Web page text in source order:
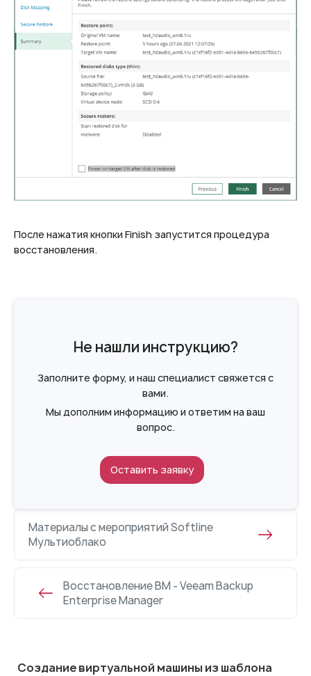
После нажатия кнопки Finish запустится процедура
восстановления.
Не нашли инструкцию?
Заполните форму, и наш специалист свяжется с
вами.
Мы дополним информацию и ответим на ваш
вопрос.
Оставить заявку
Восстановление ВМ - Veeam Backup
Enterprise Manager
Материалы с мероприятий Softline
Мультиоблако
Создание виртуальной машины из шаблона